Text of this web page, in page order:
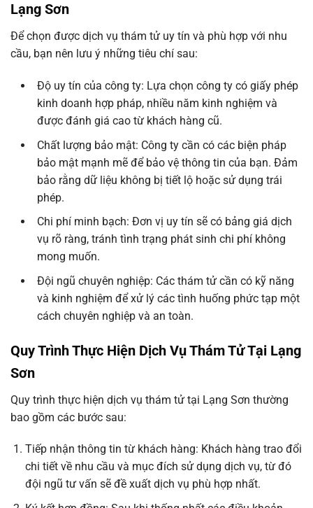
Lạng Sơn
Để chọn được dịch vụ thám tử uy tín và phù hợp với nhu
cầu, bạn nên lưu ý những tiêu chí sau:
Độ uy tín của công ty: Lựa chọn công ty có giấy phép
kinh doanh hợp pháp, nhiều năm kinh nghiệm và
được đánh giá cao từ khách hàng cũ.
Chất lượng bảo mật: Công ty cần có các biện pháp
bảo mật mạnh mẽ để bảo vệ thông tin của bạn. Đảm
bảo rằng dữ liệu không bị tiết lộ hoặc sử dụng trái
phép.
Chi phí minh bạch: Đơn vị uy tín sẽ có bảng giá dịch
vụ rõ ràng, tránh tình trạng phát sinh chi phí không
mong muốn.
Đội ngũ chuyên nghiệp: Các thám tử cần có kỹ năng
và kinh nghiệm để xử lý các tình huống phức tạp một
cách chuyên nghiệp và an toàn.
Quy Trình Thực Hiện Dịch Vụ Thám Tử Tại Lạng
Sơn
Quy trình thực hiện dịch vụ thám tử tại Lạng Sơn thường
bao gồm các bước sau:
Tiếp nhận thông tin từ khách hàng: Khách hàng trao đổi
chi tiết về nhu cầu và mục đích sử dụng dịch vụ, từ đó
đội ngũ tư vấn sẽ đề xuất dịch vụ phù hợp nhất.